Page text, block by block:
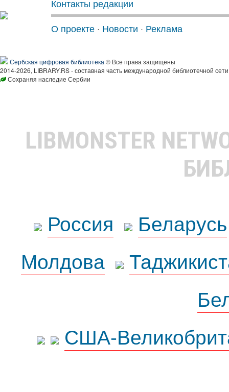
Контакты редакции
О проекте · Новости · Реклама
Сербская цифровая библиотека © Все права защищены
2014-2026, LIBRARY.RS - составная часть международной библиотечной
Сохраняя наследие Сербии
LIBMONSTER
Россия
Беларусь
Молдова
США-